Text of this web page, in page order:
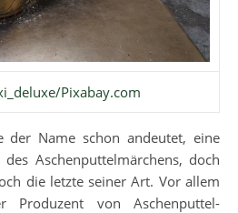
Pixabay.com
der Name schon andeutet, eine
Aschenputtelmärchens, doch
die letzte seiner Art. Vor allem
von Aschenputtel-